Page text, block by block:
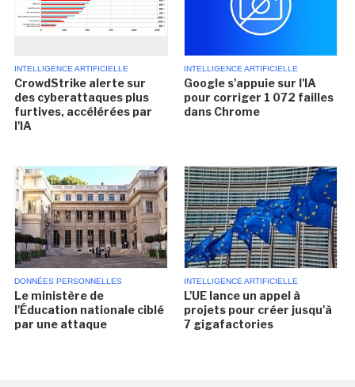
INTELLIGENCE ARTIFICIELLE
CrowdStrike alerte sur
des cyberattaques plus
furtives, accélérées par
l'IA
INTELLIGENCE ARTIFICIELLE
Google s'appuie sur l'IA
pour corriger 1 072 failles
dans Chrome
DONNÉES PERSONNELLES
Le ministère de
l'Éducation nationale ciblé
par une attaque
INTELLIGENCE ARTIFICIELLE
L'UE lance un appel à
projets pour créer jusqu'à
7 gigafactories